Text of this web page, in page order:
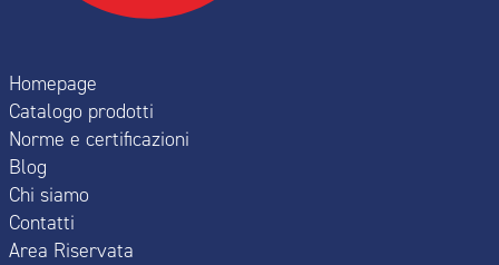
Homepage
Catalogo prodotti
Norme e certificazioni
Blog
Chi siamo
Contatti
Area Riservata